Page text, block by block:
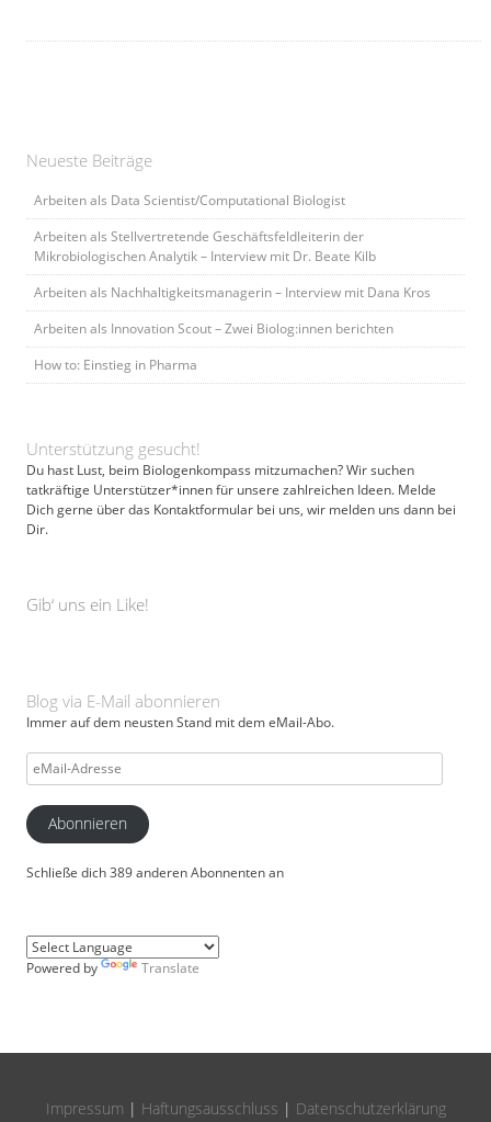
Neueste Beiträge
Arbeiten als Data Scientist/Computational Biologist
Arbeiten als Stellvertretende Geschäftsfeldleiterin der
Mikrobiologischen Analytik – Interview mit Dr. Beate Kilb
Arbeiten als Nachhaltigkeitsmanagerin – Interview mit Dana Kros
Arbeiten als Innovation Scout – Zwei Biolog:innen berichten
How to: Einstieg in Pharma
Unterstützung gesucht!
Du hast Lust, beim Biologenkompass mitzumachen? Wir suchen
tatkräftige Unterstützer*innen für unsere zahlreichen Ideen. Melde
Dich gerne über das Kontaktformular bei uns, wir melden uns dann bei
Dir.
Gib‘ uns ein Like!
Blog via E-Mail abonnieren
Immer auf dem neusten Stand mit dem eMail-Abo.
eMail-
Adresse
Abonnieren
Schließe dich 389 anderen Abonnenten an
Powered by Translate
Impressum | Haftungsausschluss | Datenschutzerklärung